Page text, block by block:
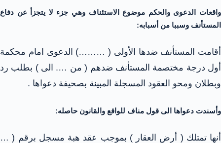
واقعات الدعوى والحكم موضوع الاستئناف وهي جزء لا يتجزأ عن دفاع
المستأنف وسببا من أسبابه:
أقامت المستأنف ضدها الأولى ( ………) الدعوى امام محكمة
أول درجة مختصمة المستأنف ضدهم ( من …. الى ) بطلب رد
وبطلان ومحو العقود المسجلة المبينة بصحيفة دعواها .
وأسندت دعواها الى قول مناف للواقع والقانون حاصله:
أنها تمتلك ( أرض العقار ) بموجب عقد هبة مسجل برقم ( …